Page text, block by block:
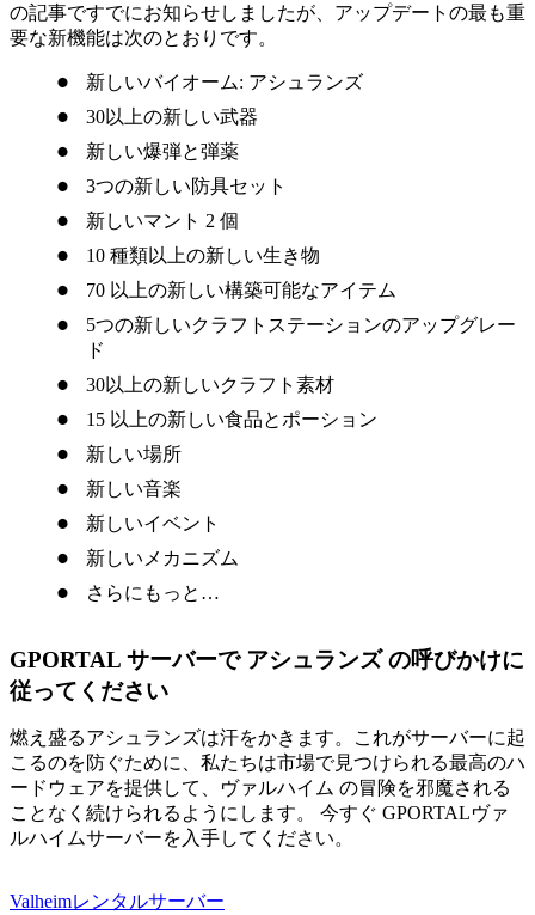
の記事ですでにお知らせしましたが、アップデートの最も重
要な新機能は次のとおりです。
新しいバイオーム: アシュランズ
30以上の新しい武器
新しい爆弾と弾薬
3つの新しい防具セット
新しいマント 2 個
10 種類以上の新しい生き物
70 以上の新しい構築可能なアイテム
5つの新しいクラフトステーションのアップグレー
ド
30以上の新しいクラフト素材
15 以上の新しい食品とポーション
新しい場所
新しい音楽
新しいイベント
新しいメカニズム
さらにもっと…
GPORTAL サーバーで アシュランズ の呼びかけに
従ってください
燃え盛るアシュランズは汗をかきます。これがサーバーに起
こるのを防ぐために、私たちは市場で見つけられる最高のハ
ードウェアを提供して、ヴァルハイム の冒険を邪魔される
ことなく続けられるようにします。 今すぐ GPORTALヴァ
ルハイムサーバーを入手してください。
Valheimレンタルサーバー